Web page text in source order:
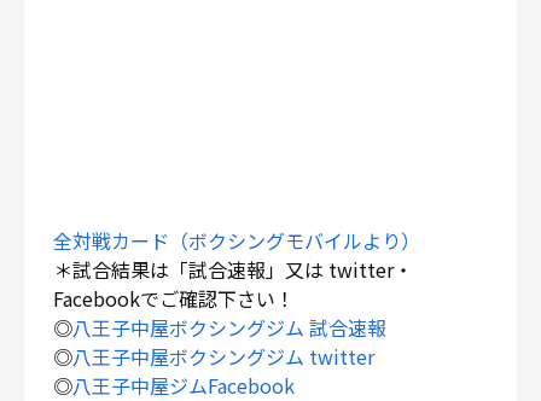
全対戦カード（ボクシングモバイルより）
＊試合結果は「試合速報」又は twitter・
Facebookでご確認下さい！
◎八王子中屋ボクシングジム 試合速報
◎八王子中屋ボクシングジム twitter
◎八王子中屋ジムFacebook